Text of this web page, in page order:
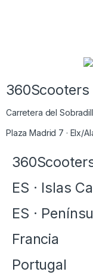
360Scooters
Carretera del
Plaza Madrid 7 · Elx/
ES · Islas
ES ·
Francia
Portugal